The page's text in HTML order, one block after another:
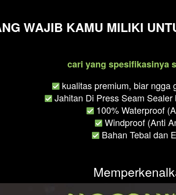
WAJIB KAMU MILIKI
cari yang spesifikasinya
kualitas premium, biar ngga
Jahitan Di Press Seam
100% Waterproof
Windproof (Anti
Bahan Tebal dan